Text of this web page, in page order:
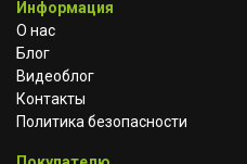
Информация
О нас
Блог
Видеоблог
Контакты
Политика безопасности